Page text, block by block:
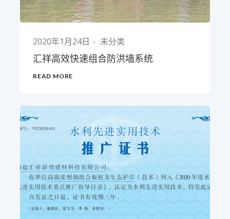
2020年1月24日
未分类
汇祥高效快速组合防洪墙系统
READ MORE